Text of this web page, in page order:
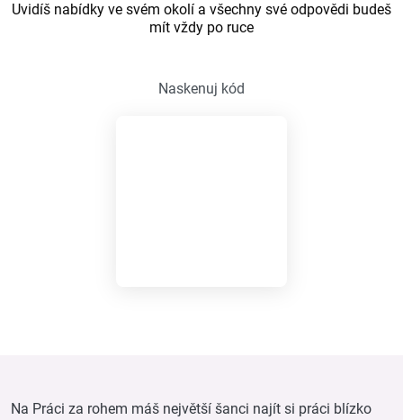
Uvidíš nabídky ve svém okolí a všechny své odpovědi budeš
mít vždy po ruce
Naskenuj kód
Na Práci za rohem máš největší šanci najít si práci blízko